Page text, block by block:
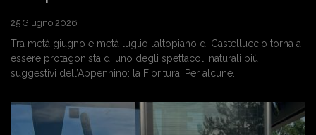
25 Giugno 2026
Tra metà giugno e metà luglio l’altopiano di Castelluccio torna a
essere protagonista di uno degli spettacoli naturali più
suggestivi dell’Appennino: la Fioritura. Per alcune...